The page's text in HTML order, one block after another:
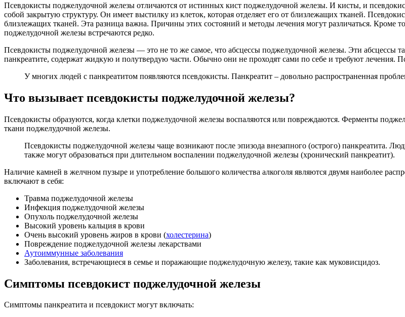
Псевдокисты поджелудочной железы отличаются от истинных кист поджелудочной железы. И кисты, и
собой закрытую структуру. Он имеет выстилку из клеток, которая отделяет его от близлежащих тканей.
близлежащих тканей. Эта разница важна. Причины этих состояний и методы лечения могут различаться. Кроме
поджелудочной железы встречаются редко.
Псевдокисты поджелудочной железы — это не то же самое, что абсцессы поджелудочной железы. Эти абсцессы
панкреатите, содержат жидкую и полутвердую части. Обычно они не проходят сами по себе и требуют лечения.
У многих людей с панкреатитом появляются псевдокисты. Панкреатит – довольно распространенная
Что вызывает псевдокисты поджелудочной железы?
Псевдокисты образуются, когда клетки поджелудочной железы воспаляются или повреждаются. Ферменты
ткани поджелудочной железы.
Псевдокисты поджелудочной железы чаще возникают после эпизода внезапного (острого) панкреатита.
также могут образоваться при длительном воспалении поджелудочной железы (хронический панкреатит).
Наличие камней в желчном пузыре и употребление большого количества алкоголя являются двумя наиболее
включают в себя:
Травма поджелудочной железы
Инфекция поджелудочной железы
Опухоль поджелудочной железы
Высокий уровень кальция в крови
Очень высокий уровень жиров в крови (холестерина)
Повреждение поджелудочной железы лекарствами
Аутоиммунные заболевания
Заболевания, встречающиеся в семье и поражающие поджелудочную железу, такие как муковисцидоз.
Симптомы псевдокист поджелудочной железы
Симптомы панкреатита и псевдокист могут включать: